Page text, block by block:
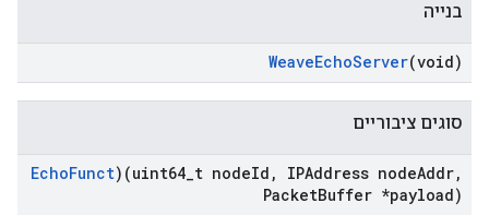
בנייה
WeaveEchoServer(void)
סוגים ציבוריים
EchoFunct)(uint64 t nodeId , IPAddress nodeAddr,
PacketBuffer *payload)